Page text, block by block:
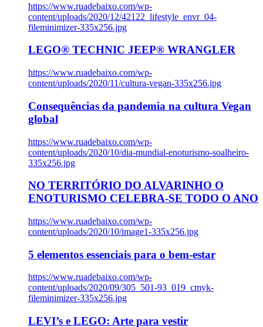
https://www.ruadebaixo.com/wp-
content/uploads/2020/12/42122_lifestyle_envr_04-
fileminimizer-335x256.jpg
LEGO® TECHNIC JEEP® WRANGLER
https://www.ruadebaixo.com/wp-
content/uploads/2020/11/cultura-vegan-335x256.jpg
Consequências da pandemia na cultura Vegan
global
https://www.ruadebaixo.com/wp-
content/uploads/2020/10/dia-mundial-enoturismo-soalheiro-
335x256.jpg
NO TERRITÓRIO DO ALVARINHO O
ENOTURISMO CELEBRA-SE TODO O ANO
https://www.ruadebaixo.com/wp-
content/uploads/2020/10/image1-335x256.jpg
5 elementos essenciais para o bem-estar
https://www.ruadebaixo.com/wp-
content/uploads/2020/09/305_501-93_019_cmyk-
fileminimizer-335x256.jpg
LEVI’s e LEGO: Arte para vestir